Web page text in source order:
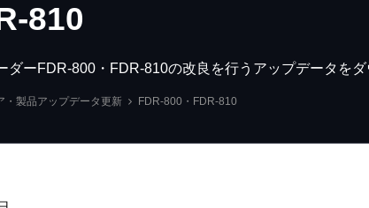
810
ーFDR-800・FDR-810の改良を行うアップデータをダ
・製品アップデータ更新 FDR-800・FDR-810